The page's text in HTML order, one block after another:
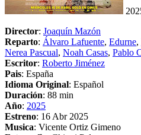
Director: Joaquín Mazón
Reparto: Álvaro Lafuente, Edurne,
Nerea Pascual, Noah Casas, Pablo
Escritor: Roberto Jiménez
Pais: España
Idioma Original: Español
Duración: 88 min
Año: 2025
Estreno: 16 Abr 2025
Musica: Vicente Ortiz Gimeno